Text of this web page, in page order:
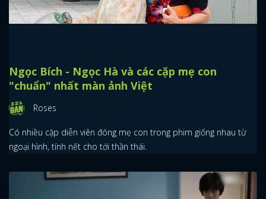
Ngọc Bích - Ngọc Hà và các cặp mẹ con
"chuẩn" nhất màn ảnh Việt
Roses
Có nhiều cặp diễn viên đóng mẹ con trong phim giống nhau từ
ngoại hình, tính nết cho tới thần thái.